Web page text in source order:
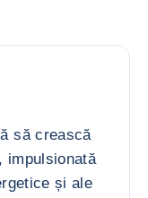
să crească
impulsionată
și ale